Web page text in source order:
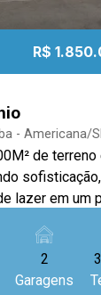
R$
- Americana/
de terreno
lazer em um
sala de jantar
praticidade
2
Garagens